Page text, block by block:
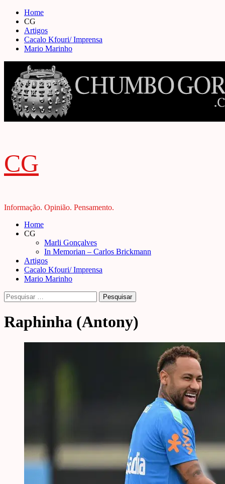
Skip
content
Home
CG
Artigos
Cacalo Kfouri/ Imprensa
Mario Marinho
CG
Informação. Opinião. Pensamento.
Primary
Menu
Home
CG
Marli Gonçalves
In Memorian – Carlos Brickmann
Artigos
Cacalo Kfouri/ Imprensa
Mario Marinho
Pesquisar
por:
Raphinha (Antony)